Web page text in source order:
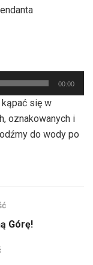
00:00
kąpać się w
oznakowanych i
do wody po
Górę!